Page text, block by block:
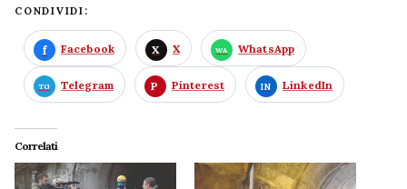
CONDIVIDI:
Facebook X WhatsApp
Telegram Pinterest LinkedIn
Correlati